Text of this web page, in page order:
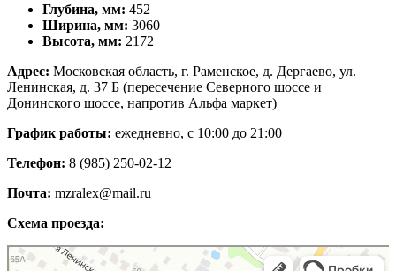
Глубина, мм: 452
Ширина, мм: 3060
Высота, мм: 2172
Адрес: Московская область, г. Раменское, д. Дергаево, ул.
Ленинская, д. 37 Б (пересечение Северного шоссе и
Донинского шоссе, напротив Альфа маркет)
График работы: ежедневно, с 10:00 до 21:00
Телефон: 8 (985) 250-02-12
Почта: mzralex@mail.ru
Схема проезда:
Яндекс Карты
Яндекс Карты — транспорт, навигация, поиск мест